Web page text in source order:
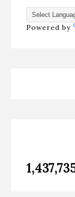
Powered by